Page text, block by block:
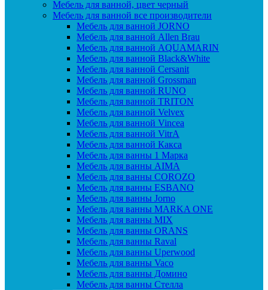
Мебель для ванной, цвет черный
Мебель для ванной все производители
Мебель для ванной JORNO
Мебель для ванной Allen Brau
Мебель для ванной AQUAMARIN
Мебель для ванной Black&White
Мебель для ванной Cersanit
Мебель для ванной Grossman
Мебель для ванной RUNO
Мебель для ванной TRITON
Мебель для ванной Velvex
Мебель для ванной Vincea
Мебель для ванной VitrA
Мебель для ванной Какса
Мебель для ванны 1 Марка
Мебель для ванны AIMA
Мебель для ванны COROZO
Мебель для ванны ESBANO
Мебель для ванны Jorno
Мебель для ванны MARKA ONE
Мебель для ванны MIX
Мебель для ванны ORANS
Мебель для ванны Raval
Мебель для ванны Uperwood
Мебель для ванны Vaco
Мебель для ванны Домино
Мебель для ванны Стелла